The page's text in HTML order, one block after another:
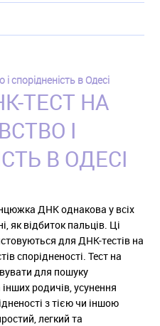
спорідненість в Одесі
ТЕСТ НА
І
В ОДЕСІ
ДНК однакова у всіх
як відбиток пальців. Ці
для ДНК-тестів на
спорідненості. Тест на
для пошуку
родичів, усунення
з тією чи іншою
легкий та